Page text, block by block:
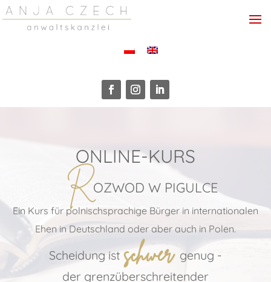
ONLINE-KURS
ROZWOD W PIGULCE
Ein Kurs für polnischsprachige Bürger in internationalen
Ehen in Deutschland oder aber auch in Polen.
Scheidung ist schwer genug -
der grenzüberschreitender